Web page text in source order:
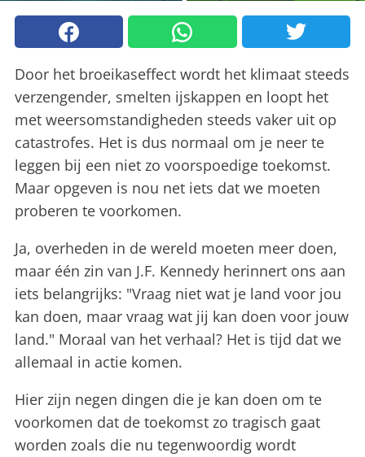
Door het broeikaseffect wordt het klimaat steeds
verzengender, smelten ijskappen en loopt het
met weersomstandigheden steeds vaker uit op
catastrofes. Het is dus normaal om je neer te
leggen bij een niet zo voorspoedige toekomst.
Maar opgeven is nou net iets dat we moeten
proberen te voorkomen.
Ja, overheden in de wereld moeten meer doen,
maar één zin van J.F. Kennedy herinnert ons aan
iets belangrijks: "Vraag niet wat je land voor jou
kan doen, maar vraag wat jij kan doen voor jouw
land." Moraal van het verhaal? Het is tijd dat we
allemaal in actie komen.
Hier zijn negen dingen die je kan doen om te
voorkomen dat de toekomst zo tragisch gaat
worden zoals die nu tegenwoordig wordt